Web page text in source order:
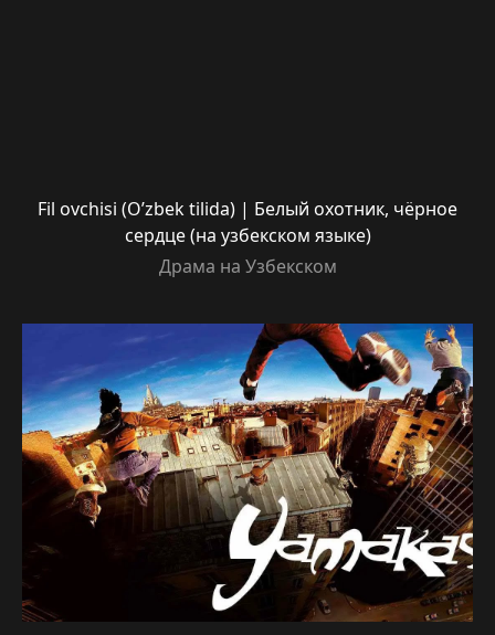
Fil ovchisi (O’zbek tilida) | Белый охотник, чёрное
сердце (на узбекском языке)
Драма на Узбекском